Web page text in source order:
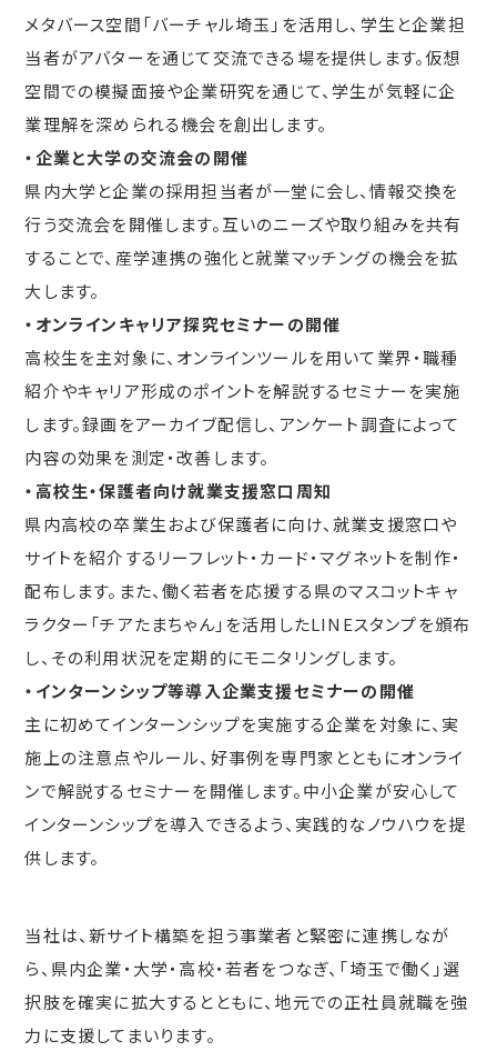
メタバース空間「バーチャル埼玉」を活用し、学生と企業担
当者がアバターを通じて交流できる場を提供します。仮想
空間での模擬面接や企業研究を通じて、学生が気軽に企
業理解を深められる機会を創出します。
・企業と大学の交流会の開催
県内大学と企業の採用担当者が一堂に会し、情報交換を
行う交流会を開催します。互いのニーズや取り組みを共有
することで、産学連携の強化と就業マッチングの機会を拡
大します。
・オンラインキャリア探究セミナーの開催
高校生を主対象に、オンラインツールを用いて業界・職種
紹介やキャリア形成のポイントを解説するセミナーを実施
します。録画をアーカイブ配信し、アンケート調査によって
内容の効果を測定・改善します。
・高校生・保護者向け就業支援窓口周知
県内高校の卒業生および保護者に向け、就業支援窓口や
サイトを紹介するリーフレット・カード・マグネットを制作・
配布します。また、働く若者を応援する県のマスコットキャ
ラクター「チアたまちゃん」を活用したLINEスタンプを頒布
し、その利用状況を定期的にモニタリングします。
・インターンシップ等導入企業支援セミナーの開催
主に初めてインターンシップを実施する企業を対象に、実
施上の注意点やルール、好事例を専門家とともにオンライ
ンで解説するセミナーを開催します。中小企業が安心して
インターンシップを導入できるよう、実践的なノウハウを提
供します。
当社は、新サイト構築を担う事業者と緊密に連携しなが
ら、県内企業・大学・高校・若者をつなぎ、「埼玉で働く」選
択肢を確実に拡大するとともに、地元での正社員就職を強
力に支援してまいります。